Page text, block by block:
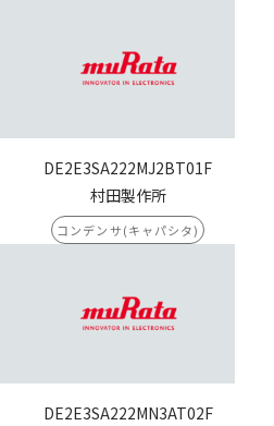
DE2E3SA222MJ2BT01F
村田製作所
コンデンサ(キャパシタ)
DE2E3SA222MN3AT02F